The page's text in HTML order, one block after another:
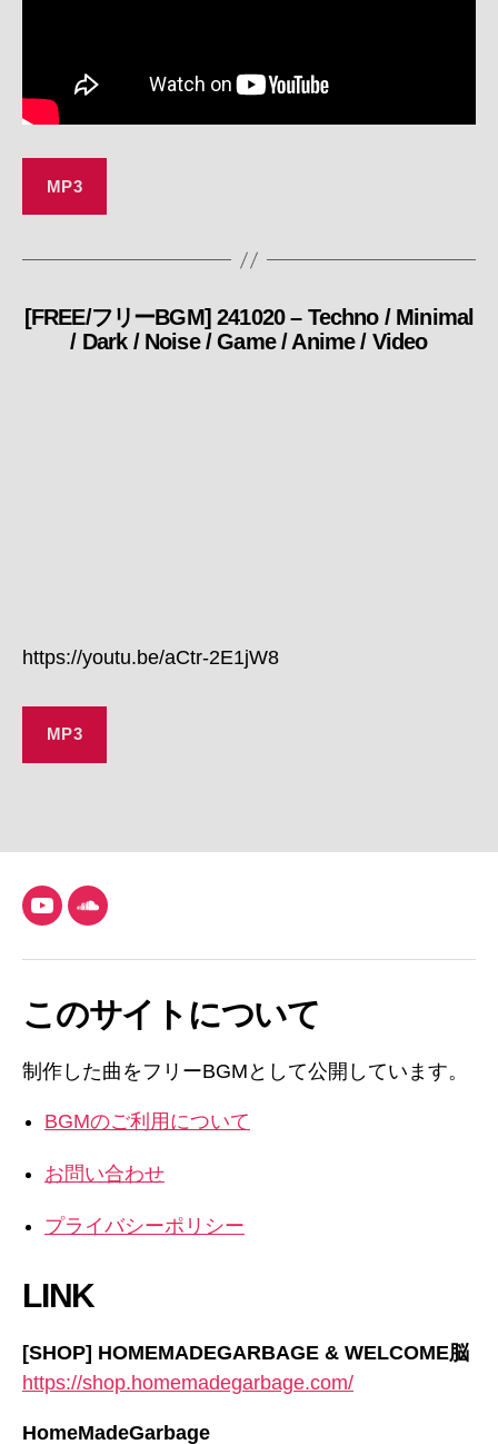
MP3
カ
テ
[FREE/フリーBGM] 241020 – Techno / Minimal
/ Dark / Noise / Game / Anime / Video
https://youtu.be/aCtr-2E1jW8
MP3
YouTubeSoundCloud
このサイトについて
制作した曲をフリーBGMとして公開しています。
BGMのご利用について
お問い合わせ
プライバシーポリシー
LINK
[SHOP] HOMEMADEGARBAGE & WELCOME脳
https://shop.homemadegarbage.com/
HomeMadeGarbage